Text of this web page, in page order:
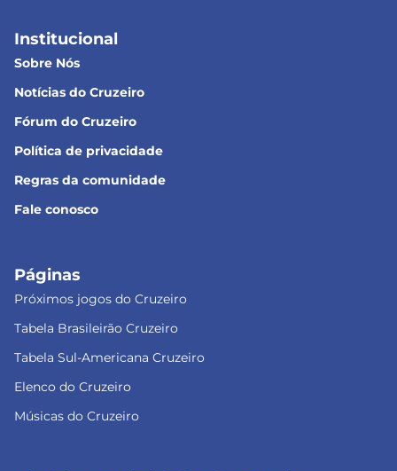
Institucional
Sobre Nós
Notícias do Cruzeiro
Fórum do Cruzeiro
Política de privacidade
Regras da comunidade
Fale conosco
Páginas
Próximos jogos do Cruzeiro
Tabela Brasileirão Cruzeiro
Tabela Sul-Americana Cruzeiro
Elenco do Cruzeiro
Músicas do Cruzeiro